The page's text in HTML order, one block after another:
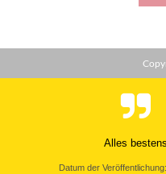
Alles bestens
Datum der